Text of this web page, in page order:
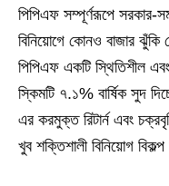
পিপিএফ সম্পূর্ণরূপে
বিনিয়োগে কোনও বাজার ঝুঁকি
পিপিএফ একটি স্থিতিশীল এবং
স্কিমটি ৭.১% বার্ষিক সুদ
এর করমুক্ত রিটার্ন এবং
খুব শক্তিশালী বিনিয়োগ